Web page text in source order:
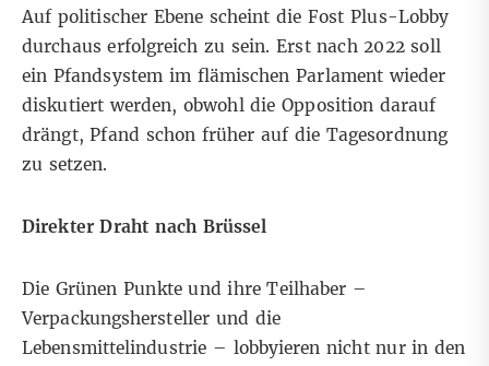
Auf politischer Ebene scheint die Fost Plus-Lobby
durchaus erfolgreich zu sein. Erst nach 2022 soll
ein Pfandsystem im flämischen Parlament wieder
diskutiert werden, obwohl die Opposition darauf
drängt, Pfand schon früher auf die Tagesordnung
zu setzen.
Direkter Draht nach Brüssel
Die Grünen Punkte und ihre Teilhaber –
Verpackungshersteller und die
Lebensmittelindustrie – lobbyieren nicht nur in den